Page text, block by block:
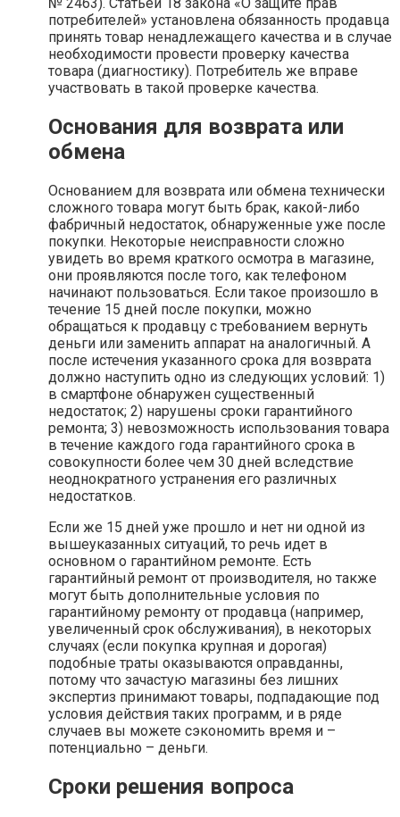
№ 2463). Статьей 18 закона «О защите прав
потребителей» установлена обязанность продавца
принять товар ненадлежащего качества и в случае
необходимости провести проверку качества
товара (диагностику). Потребитель же вправе
участвовать в такой проверке качества.
Основания для возврата или
обмена
Основанием для возврата или обмена технически
сложного товара могут быть брак, какой-либо
фабричный недостаток, обнаруженные уже после
покупки. Некоторые неисправности сложно
увидеть во время краткого осмотра в магазине,
они проявляются после того, как телефоном
начинают пользоваться. Если такое произошло в
течение 15 дней после покупки, можно
обращаться к продавцу с требованием вернуть
деньги или заменить аппарат на аналогичный. А
после истечения указанного срока для возврата
должно наступить одно из следующих условий: 1)
в смартфоне обнаружен существенный
недостаток; 2) нарушены сроки гарантийного
ремонта; 3) невозможность использования товара
в течение каждого года гарантийного срока в
совокупности более чем 30 дней вследствие
неоднократного устранения его различных
недостатков.
Если же 15 дней уже прошло и нет ни одной из
вышеуказанных ситуаций, то речь идет в
основном о гарантийном ремонте. Есть
гарантийный ремонт от производителя, но также
могут быть дополнительные условия по
гарантийному ремонту от продавца (например,
увеличенный срок обслуживания), в некоторых
случаях (если покупка крупная и дорогая)
подобные траты оказываются оправданны,
потому что зачастую магазины без лишних
экспертиз принимают товары, подпадающие под
условия действия таких программ, и в ряде
случаев вы можете сэкономить время и –
потенциально – деньги.
Сроки решения вопроса